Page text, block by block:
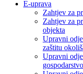
E-uprava
Zahtjev za
Zahtjev za
objekta
Upravni
zaštitu
Upravni
gospodarstvo